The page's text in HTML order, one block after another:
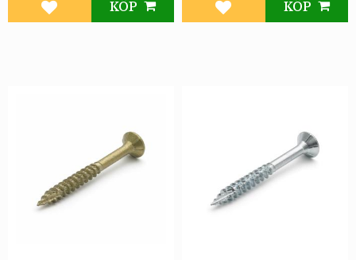
Lägg till i favoriter
KÖP
Lägg till i favoriter
KÖP